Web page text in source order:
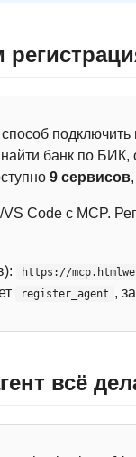
подключить
банк по БИК,
9 сервисов
Code с MCP.
https://
register_agent ,
всё